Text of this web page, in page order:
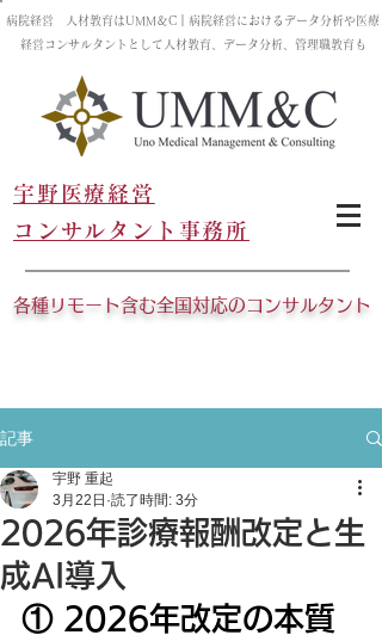
病院経営 人材教育はUMM＆C｜病院経営におけるデータ分析や医療
経営コンサルタントとして人材教育、データ分析、管理職教育も
宇野医療経営
コンサルタント事務所
各種リモート含む全国対応のコンサルタント
記事
2026年診療報酬改定と生
成AI導入
宇野 重起
3月22日 読了時間: 3分
① 2026年改定の本質